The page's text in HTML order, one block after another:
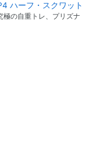
ハーフ・スクワット
の自重トレ、プリズナ